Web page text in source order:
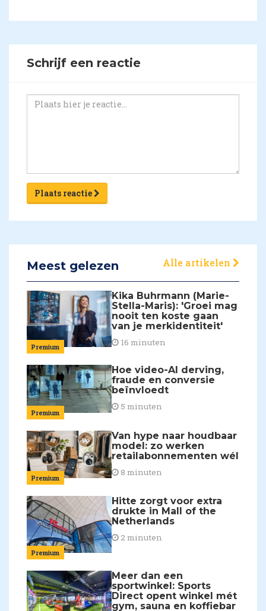
Schrijf een reactie
Plaats reactie
Meest gelezen Alle artikelen
Premium
Kika Buhrmann (Marie-
Stella-Maris): 'Groei mag
nooit ten koste gaan
van je merkidentiteit'
16 minuten
Premium
Hoe video-AI derving,
fraude en conversie
beïnvloedt
5 minuten
Premium
Van hype naar houdbaar
model: zo werken
retailabonnementen wél
8 minuten
Premium
Hitte zorgt voor extra
drukte in Mall of the
Netherlands
2 minuten
Meer dan een
sportwinkel: Sports
Direct opent winkel mét
gym, sauna en koffiebar